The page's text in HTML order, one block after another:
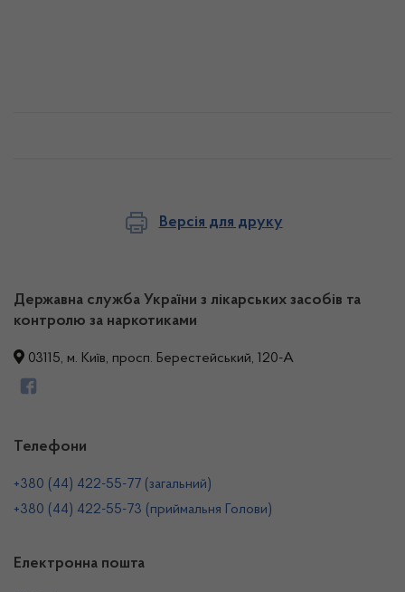
Версія для друку
Державна служба України з лікарських засобів та
контролю за наркотиками
03115, м. Київ, просп. Берестейський, 120-А
Телефони
+380 (44) 422-55-77 (загальний)
+380 (44) 422-55-73 (приймальня Голови)
Електронна пошта